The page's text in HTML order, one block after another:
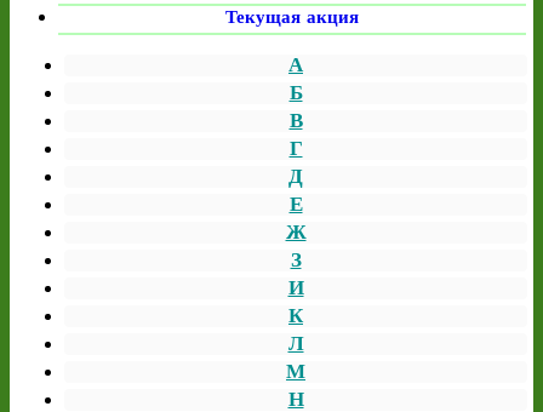
Текущая акция
А
Б
В
Г
Д
Е
Ж
З
И
К
Л
М
Н